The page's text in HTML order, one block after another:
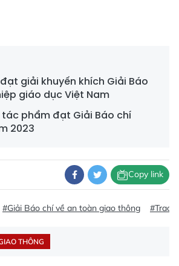
giải khuyến khích Giải Báo
giáo dục Việt Nam
tác phẩm đạt Giải Báo chí
2023
Copy link
#Giải Báo chí về an toàn giao thông #Trao
THÔNG